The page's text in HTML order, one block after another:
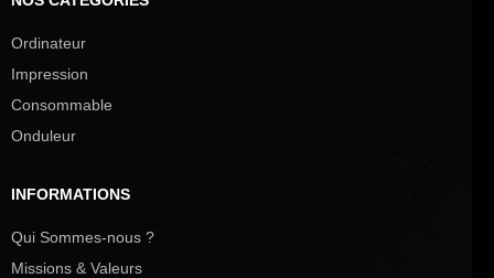
Ordinateur
Impression
Consommable
Onduleur
INFORMATIONS
Qui Sommes-nous ?
Missions & Valeurs